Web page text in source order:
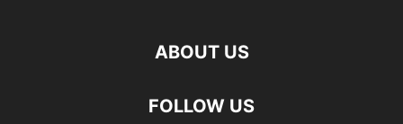
ABOUT US
FOLLOW US